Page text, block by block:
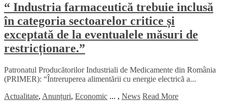
“ Industria farmaceutică trebuie inclusă
în categoria sectoarelor critice și
exceptată de la eventualele măsuri de
restricționare.”
Patronatul Producătorilor Industriali de Medicamente din România
(PRIMER): “Întreruperea alimentării cu energie electrică a...
Actualitate, Anunțuri, Economic ... , News Read More